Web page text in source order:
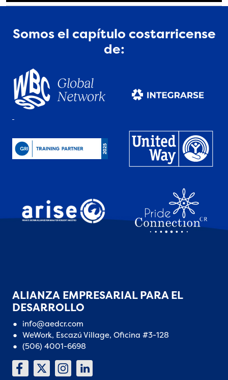
Somos el capítulo costarricense
de:
ALIANZA EMPRESARIAL PARA EL
DESARROLLO
info@aedcr.com
WeWork, Escazú Village, Oficina #3-128
(506) 4001-6698